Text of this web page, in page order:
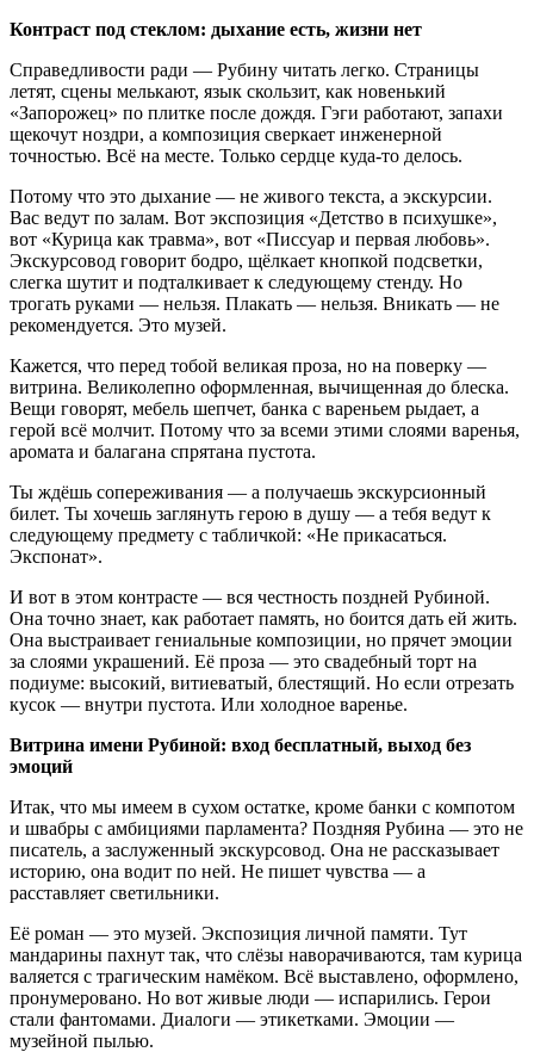
Контраст под стеклом: дыхание есть, жизни нет
Справедливости ради — Рубину читать легко. Страницы
летят, сцены мелькают, язык скользит, как новенький
«Запорожец» по плитке после дождя. Гэги работают, запахи
щекочут ноздри, а композиция сверкает инженерной
точностью. Всё на месте. Только сердце куда-то делось.
Потому что это дыхание — не живого текста, а экскурсии.
Вас ведут по залам. Вот экспозиция «Детство в психушке»,
вот «Курица как травма», вот «Писсуар и первая любовь».
Экскурсовод говорит бодро, щёлкает кнопкой подсветки,
слегка шутит и подталкивает к следующему стенду. Но
трогать руками — нельзя. Плакать — нельзя. Вникать — не
рекомендуется. Это музей.
Кажется, что перед тобой великая проза, но на поверку —
витрина. Великолепно оформленная, вычищенная до блеска.
Вещи говорят, мебель шепчет, банка с вареньем рыдает, а
герой всё молчит. Потому что за всеми этими слоями варенья,
аромата и балагана спрятана пустота.
Ты ждёшь сопереживания — а получаешь экскурсионный
билет. Ты хочешь заглянуть герою в душу — а тебя ведут к
следующему предмету с табличкой: «Не прикасаться.
Экспонат».
И вот в этом контрасте — вся честность поздней Рубиной.
Она точно знает, как работает память, но боится дать ей жить.
Она выстраивает гениальные композиции, но прячет эмоции
за слоями украшений. Её проза — это свадебный торт на
подиуме: высокий, витиеватый, блестящий. Но если отрезать
кусок — внутри пустота. Или холодное варенье.
Витрина имени Рубиной: вход бесплатный, выход без
эмоций
Итак, что мы имеем в сухом остатке, кроме банки с компотом
и швабры с амбициями парламента? Поздняя Рубина — это не
писатель, а заслуженный экскурсовод. Она не рассказывает
историю, она водит по ней. Не пишет чувства — а
расставляет светильники.
Её роман — это музей. Экспозиция личной памяти. Тут
мандарины пахнут так, что слёзы наворачиваются, там курица
валяется с трагическим намёком. Всё выставлено, оформлено,
пронумеровано. Но вот живые люди — испарились. Герои
стали фантомами. Диалоги — этикетками. Эмоции —
музейной пылью.